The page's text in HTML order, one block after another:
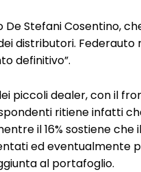
Stefani Cosentino,
distributori.
definitivo”.
piccoli dealer, con il
ritiene infatti
il 16% sostiene
ed eventualmente
al portafoglio.